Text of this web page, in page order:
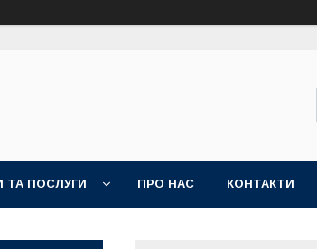
ТА ПОСЛУГИ ПРО НАС КОНТАКТИ